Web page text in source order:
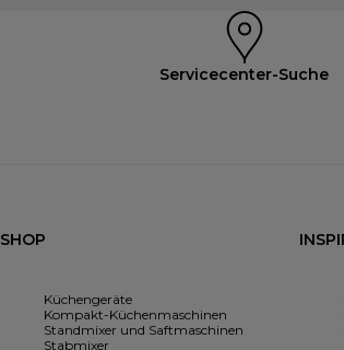
Servicecenter-Suche
SHOP
Küchengeräte
Kompakt-Küchenmaschinen
Standmixer und Saftmaschinen
Stabmixer